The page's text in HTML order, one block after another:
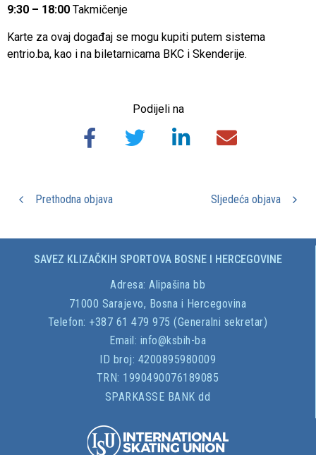
9:30 – 18:00 Takmičenje
Karte za ovaj događaj se mogu kupiti putem sistema
entrio.ba, kao i na biletarnicama BKC i Skenderije.
Podijeli na
Prethodna objava Sljedeća objava
SAVEZ KLIZAČKIH SPORTOVA BOSNE I HERCEGOVINE
Adresa: Alipašina bb
71000 Sarajevo, Bosna i Hercegovina
Telefon: +387 61 479 975 (Generalni sekretar)
Email: info@ksbih-ba
ID broj: 4200895980009
TRN: 1990490076189085
SPARKASSE BANK dd